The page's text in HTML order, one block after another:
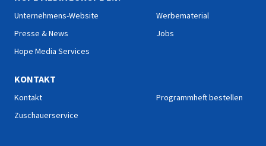
Unternehmens-Website
Presse & News
Hope Media Services
Werbematerial
Jobs
KONTAKT
Kontakt
Zuschauerservice
Programmheft bestellen